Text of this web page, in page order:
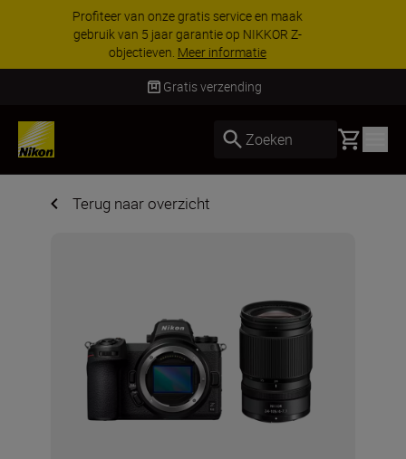
KORTING OP ACCESSOIRES | Bespaar 15% op
geselecteerde accessoires, maak je kit vandaag
nog compleetKoop nu
Gratis verzending
Zoeken Basket
Terug naar overzicht